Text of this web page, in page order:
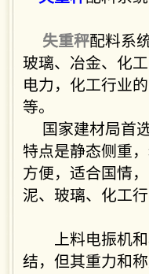
失重秤配料系
玻璃、冶金、化
电力，化工行业
等。
国家建材局首
特点是静态侧重
方便，适合国情
泥、玻璃、化工
上料电振机和
结，但其重力和